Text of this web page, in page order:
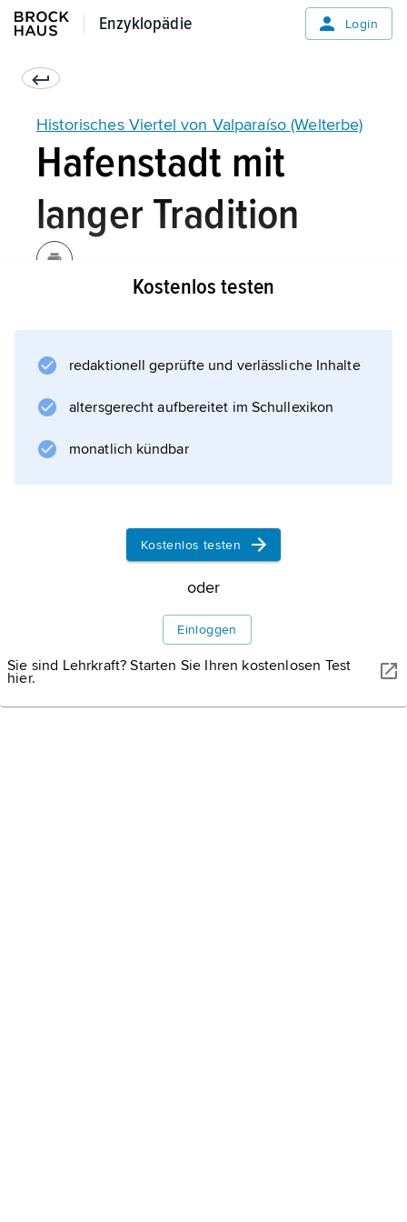
Enzyklopädie
Enzyklopädie Login
Historisches Viertel von Valparaíso (Welterbe)
Hafenstadt mit
langer Tradition
Kostenlos testen
redaktionell geprüfte und verlässliche Inhalte
altersgerecht aufbereitet im Schullexikon
monatlich kündbar
Kostenlos testen
oder
Einloggen
Sie sind Lehrkraft? Starten Sie Ihren kostenlosen Test
hier.